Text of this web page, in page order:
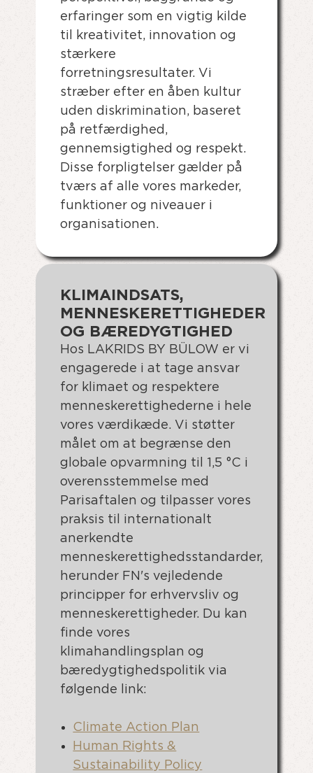
erfaringer som en vigtig kilde
til kreativitet, innovation og
stærkere
forretningsresultater. Vi
stræber efter en åben kultur
uden diskrimination, baseret
på retfærdighed,
gennemsigtighed og respekt.
Disse forpligtelser gælder på
tværs af alle vores markeder,
funktioner og niveauer i
organisationen.
KLIMAINDSATS,
MENNESKERETTIGHEDER
OG BÆREDYGTIGHED
Hos LAKRIDS BY BÜLOW er vi
engagerede i at tage ansvar
for klimaet og respektere
menneskerettighederne i hele
vores værdikæde. Vi støtter
målet om at begrænse den
globale opvarmning til 1,5 °C i
overensstemmelse med
Parisaftalen og tilpasser vores
praksis til internationalt
anerkendte
menneskerettighedsstandarder,
herunder FN's vejledende
principper for erhvervsliv og
menneskerettigheder. Du kan
finde vores
klimahandlingsplan og
bæredygtighedspolitik via
følgende link:
Climate Action Plan
Human Rights &
Sustainability Policy